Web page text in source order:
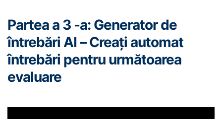
Partea a 3 -a: Generator de
întrebări AI – Creați automat
întrebări pentru următoarea
evaluare